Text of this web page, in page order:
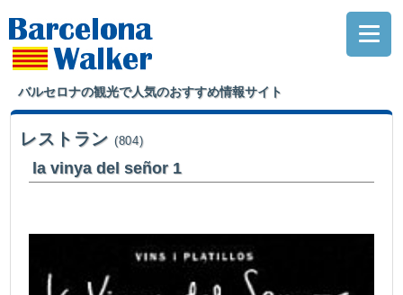
バルセロナの観光で人気のおすすめ情報サイト
レストラン (804)
la vinya del señor 1